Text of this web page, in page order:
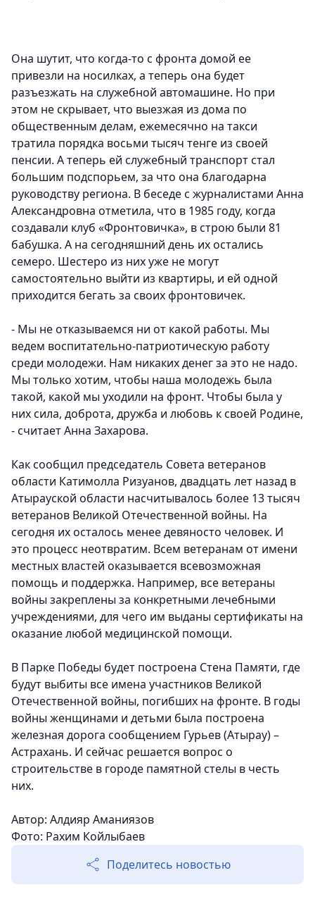
Она шутит, что когда-то с фронта домой ее
привезли на носилках, а теперь она будет
разъезжать на служебной автомашине. Но при
этом не скрывает, что выезжая из дома по
общественным делам, ежемесячно на такси
тратила порядка восьми тысяч тенге из своей
пенсии. А теперь ей служебный транспорт стал
большим подспорьем, за что она благодарна
руководству региона. В беседе с журналистами Анна
Александровна отметила, что в 1985 году, когда
создавали клуб «Фронтовичка», в строю были 81
бабушка. А на сегодняшний день их остались
семеро. Шестеро из них уже не могут
самостоятельно выйти из квартиры, и ей одной
приходится бегать за своих фронтовичек.
- Мы не отказываемся ни от какой работы. Мы
ведем воспитательно-патриотическую работу
среди молодежи. Нам никаких денег за это не надо.
Мы только хотим, чтобы наша молодежь была
такой, какой мы уходили на фронт. Чтобы была у
них сила, доброта, дружба и любовь к своей Родине,
- считает Анна Захарова.
Как сообщил председатель Совета ветеранов
области Катимолла Ризуанов, двадцать лет назад в
Атырауской области насчитывалось более 13 тысяч
ветеранов Великой Отечественной войны. На
сегодня их осталось менее девяносто человек. И
это процесс неотвратим. Всем ветеранам от имени
местных властей оказывается всевозможная
помощь и поддержка. Например, все ветераны
войны закреплены за конкретными лечебными
учреждениями, для чего им выданы сертификаты на
оказание любой медицинской помощи.
В Парке Победы будет построена Стена Памяти, где
будут выбиты все имена участников Великой
Отечественной войны, погибших на фронте. В годы
войны женщинами и детьми была построена
железная дорога сообщением Гурьев (Атырау) –
Астрахань. И сейчас решается вопрос о
строительстве в городе памятной стелы в честь
них.
Автор: Алдияр Аманиязов
Фото: Рахим Койлыбаев
Поделитесь новостью